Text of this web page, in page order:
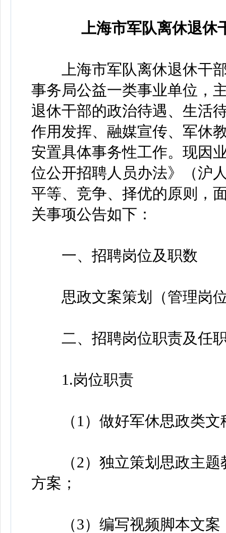
上海市军队离休退休
上海市军队离休退休干部
事务局公益一类事业单位，
退休干部的政治待遇、生活
作用发挥、融媒宣传、军休
安置具体事务性工作。现因
位公开招聘人员办法》（沪
平等、竞争、择优的原则，
关事项公告如下：
一、招聘岗位及职数
思政文案策划（管理岗
二、招聘岗位职责及任
1.岗位职责
（1）做好军休思政类文
（2）独立策划思政主题
方案；
（3）编写视频脚本文案